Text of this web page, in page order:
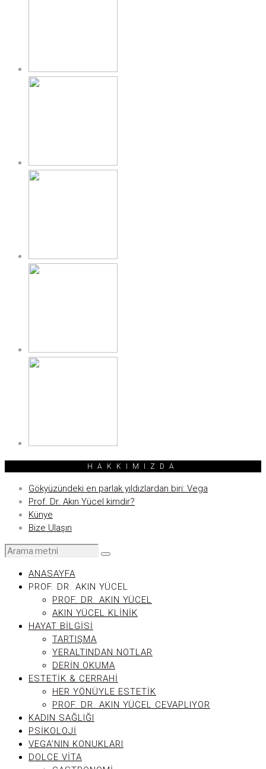
HAKKIMIZDA
Gökyüzündeki en parlak yıldızlardan biri: Vega
Prof. Dr. Akın Yücel kimdir?
Künye
Bize Ulaşın
ANASAYFA
PROF. DR. AKIN YÜCEL
PROF. DR. AKIN YÜCEL
AKIN YÜCEL KLINIK
HAYAT BILGISI
TARTIŞMA
YERALTINDAN NOTLAR
DERIN OKUMA
ESTETIK & CERRAHI
HER YÖNÜYLE ESTETIK
PROF. DR. AKIN YÜCEL CEVAPLIYOR
KADIN SAĞLIĞI
PSIKOLOJI
VEGA’NIN KONUKLARI
DOLCE VITA